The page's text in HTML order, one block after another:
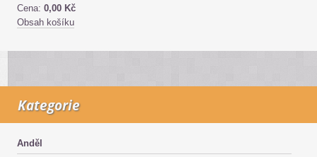
Cena: 0,00 Kč
Obsah košíku
Kategorie
Anděl